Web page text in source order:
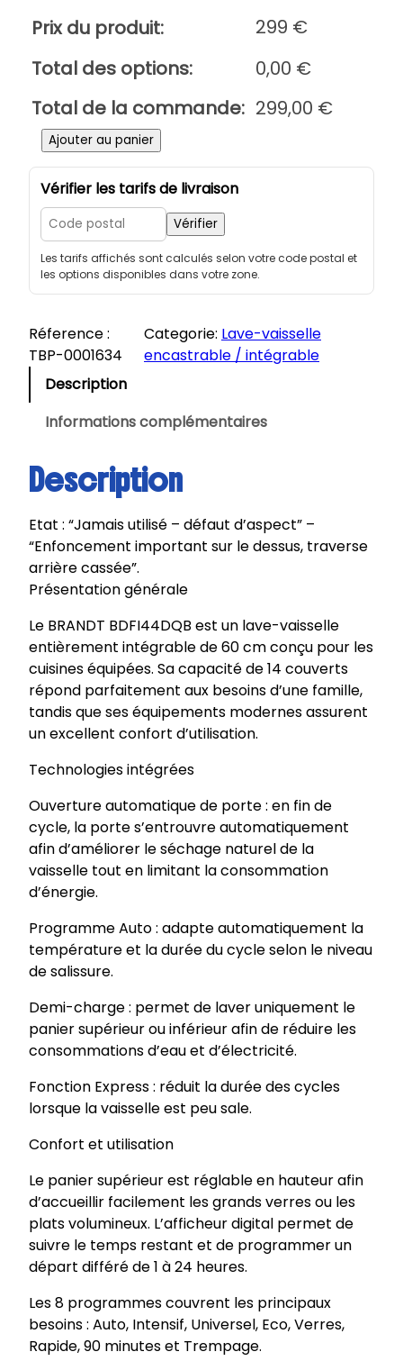
Prix du produit: 299 €
Total des options:
0,00 €
Total de la commande: 299,00 €
é
e
B
A
T
a
v
e
-
a
i
s
s
e
l
l
e
n
c
a
s
r
a
b
l
e
/
n
t
g
r
a
b
l
e
4
c
o
Ajouter au panier
Vérifier les tarifs de livraison
Vérifier
Les tarifs affichés sont calculés selon votre code postal et
les options disponibles dans votre zone.
Réference :
TBP-0001634
Categorie: Lave-vaisselle
encastrable / intégrable
Description
Informations complémentaires
Description
Etat : “Jamais utilisé – défaut d’aspect” –
“Enfoncement important sur le dessus, traverse
arrière cassée”.
Présentation générale
Le BRANDT BDFI44DQB est un lave-vaisselle
entièrement intégrable de 60 cm conçu pour les
cuisines équipées. Sa capacité de 14 couverts
répond parfaitement aux besoins d’une famille,
tandis que ses équipements modernes assurent
un excellent confort d’utilisation.
Technologies intégrées
Ouverture automatique de porte : en fin de
cycle, la porte s’entrouvre automatiquement
afin d’améliorer le séchage naturel de la
vaisselle tout en limitant la consommation
d’énergie.
Programme Auto : adapte automatiquement la
température et la durée du cycle selon le niveau
de salissure.
Demi-charge : permet de laver uniquement le
panier supérieur ou inférieur afin de réduire les
consommations d’eau et d’électricité.
Fonction Express : réduit la durée des cycles
lorsque la vaisselle est peu sale.
Confort et utilisation
Le panier supérieur est réglable en hauteur afin
d’accueillir facilement les grands verres ou les
plats volumineux. L’afficheur digital permet de
suivre le temps restant et de programmer un
départ différé de 1 à 24 heures.
Les 8 programmes couvrent les principaux
besoins : Auto, Intensif, Universel, Eco, Verres,
Rapide, 90 minutes et Trempage.